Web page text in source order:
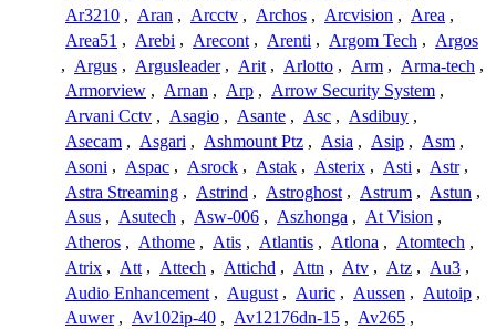
Ar3210 , Aran , Arcctv , Archos , Arcvision , Area ,
Area51 , Arebi , Arecont , Arenti , Argom Tech , Argos
, Argus , Argusleader , Arit , Arlotto , Arm , Arma-tech ,
Armorview , Arnan , Arp , Arrow Security System ,
Arvani Cctv , Asagio , Asante , Asc , Asdibuy ,
Asecam , Asgari , Ashmount Ptz , Asia , Asip , Asm ,
Asoni , Aspac , Asrock , Astak , Asterix , Asti , Astr ,
Astra Streaming , Astrind , Astroghost , Astrum , Astun ,
Asus , Asutech , Asw-006 , Aszhonga , At Vision ,
Atheros , Athome , Atis , Atlantis , Atlona , Atomtech ,
Atrix , Att , Attech , Attichd , Attn , Atv , Atz , Au3 ,
Audio Enhancement , August , Auric , Aussen , Autoip ,
Auwer , Av102ip-40 , Av12176dn-15 , Av265 ,